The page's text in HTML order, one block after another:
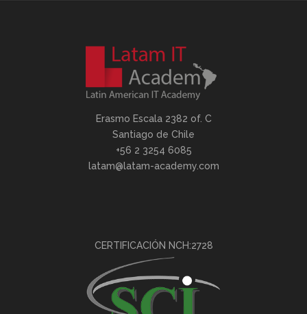
Erasmo Escala 2382 of. C
Santiago de Chile
+56 2 3254 6085
latam@latam-academy.com
CERTIFICACIÓN NCH:2728